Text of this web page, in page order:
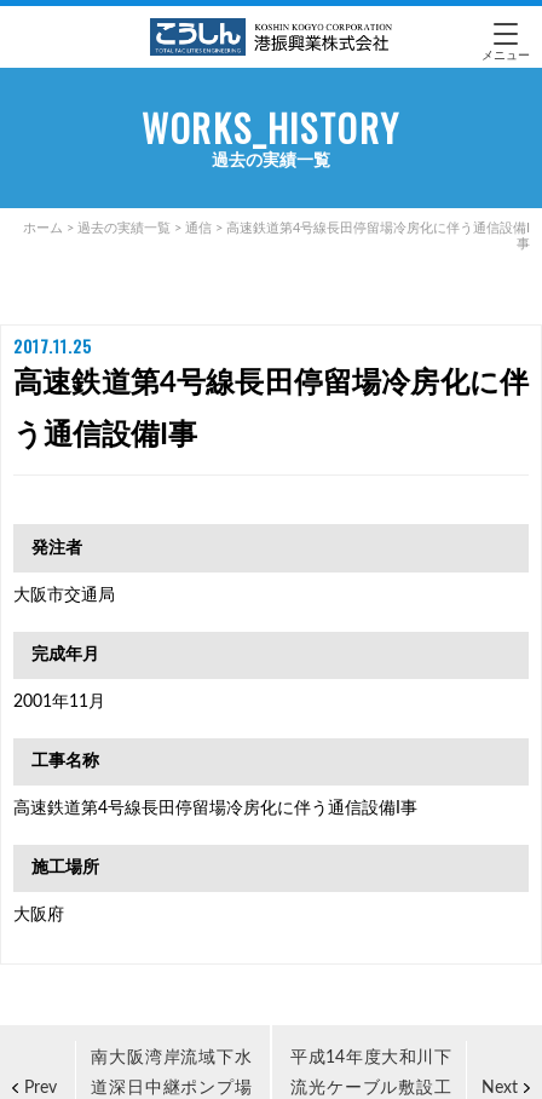
メニュー
WORKS_HISTORY
過去の実績一覧
ホーム > 過去の実績一覧 > 通信 > 高速鉄道第4号線長田停留場冷房化に伴う通信設備I
事
2017.11.25
高速鉄道第4号線長田停留場冷房化に伴
う通信設備I事
発注者
大阪市交通局
完成年月
2001年11月
工事名称
高速鉄道第4号線長田停留場冷房化に伴う通信設備I事
施工場所
大阪府
Prev
南大阪湾岸流域下水
道深日中継ポンプ場
Next
平成14年度大和川下
流光ケーブル敷設工